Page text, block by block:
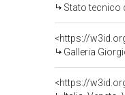
Stato tecnico
<https://
Galleria
<https://